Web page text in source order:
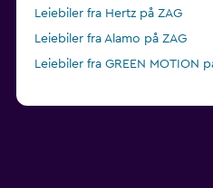
Leiebiler fra Hertz på ZAG
Leiebiler fra Alamo på ZAG
Leiebiler fra GREEN MOTION